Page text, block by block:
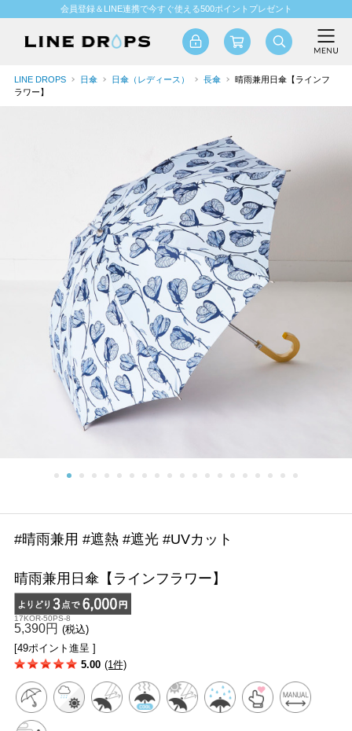
会員登録＆LINE連携で今すぐ使える500ポイントプレゼント
LINE DROPS 日傘 日傘（レディース） 長傘
晴雨兼用日傘【ラインフ
ラワー】
#晴雨兼用 #遮熱 #遮光 #UVカット
晴雨兼用日傘【ラインフラワー】
17KOR-50PS-8
5,390円 (税込)
[49ポイント進呈 ]
5.00 (1件)